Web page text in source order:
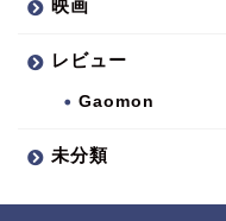
映画
レビュー
Gaomon
未分類